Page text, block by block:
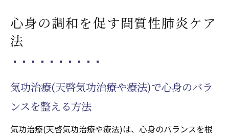
心身の調和を促す間質性肺炎ケア
法
気功治療(天啓気功治療や療法)で心身のバラ
ンスを整える方法
気功治療(天啓気功治療や療法)は、心身のバランスを根